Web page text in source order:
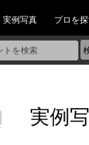
実例写真 プロを
実例